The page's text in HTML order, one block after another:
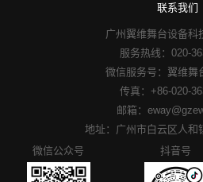
联系我们
广州翼维舞台设备科
服务热线：020-
微信服务号：翼维舞
传真：+86-020-
邮箱：
地址：广州市白云区人和
微信公众号
抖音号